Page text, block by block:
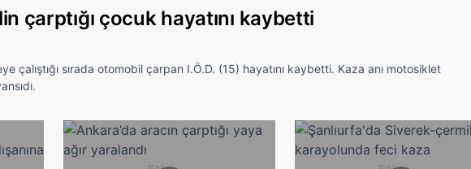
çarptığı çocuk hayatını kaybetti
çalıştığı sırada otomobil çarpan I.Ö.D. (15) hayatını kaybetti. Kaza anı motosiklet